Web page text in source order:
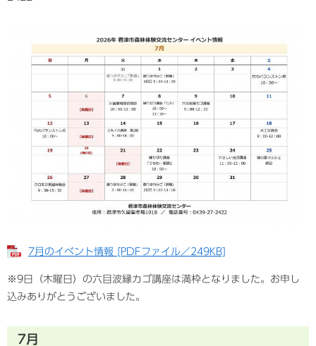
7月のイベント情報 [PDFファイル／249KB]
※9日（木曜日）の六目波縁カゴ講座は満枠となりました。お申し
込みありがとうございました。
7月